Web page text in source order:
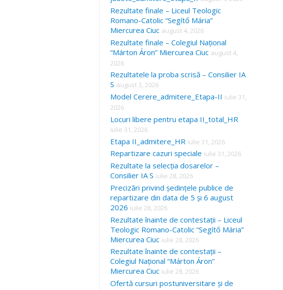
Rezultate finale – Liceul Teologic
Romano-Catolic “Segítő Mária”
Miercurea Ciuc august 4, 2026
Rezultate finale – Colegiul Național
“Márton Áron” Miercurea Ciuc august 4,
2026
Rezultatele la proba scrisă – Consilier IA
S august 3, 2026
Model Cerere_admitere_Etapa-II iulie 31,
2026
Locuri libere pentru etapa II_total_HR
iulie 31, 2026
Etapa II_admitere_HR iulie 31, 2026
Repartizare cazuri speciale iulie 31, 2026
Rezultate la selecția dosarelor –
Consilier IA S iulie 28, 2026
Precizări privind ședințele publice de
repartizare din data de 5 și 6 august
2026 iulie 28, 2026
Rezultate înainte de contestații – Liceul
Teologic Romano-Catolic “Segítő Mária”
Miercurea Ciuc iulie 28, 2026
Rezultate înainte de contestații –
Colegiul Național “Márton Áron”
Miercurea Ciuc iulie 28, 2026
Ofertă cursuri postuniversitare și de